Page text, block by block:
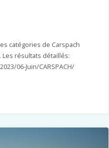
catégories de Carspach
Les résultats détaillés:
06-Juin/CARSPACH/